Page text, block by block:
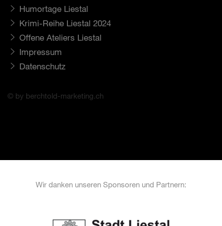
Humortage Liestal
Krimi-Reihe Liestal 2024
Offene Ateliers Liestal
Impressum
Datenschutz
© by berchtold-marketing.ch
Wir danken unseren Sponsoren und Partnern: